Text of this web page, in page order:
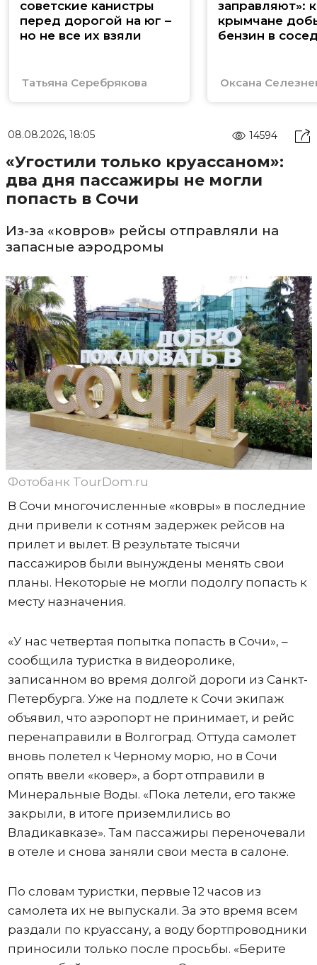
советские канистры
перед дорогой на юг –
но не все их взяли
Татьяна Серебрякова
заправляют»:
крымчане
бензин в
Оксана
08.08.2026, 18:05 14594
«Угостили только круассаном»:
два дня пассажиры не могли
попасть в Сочи
Из-за «ковров» рейсы отправляли на
запасные аэродромы
Фотобанк TourDom.ru
В Сочи многочисленные «ковры» в последние
дни привели к сотням задержек рейсов на
прилет и вылет. В результате тысячи
пассажиров были вынуждены менять свои
планы. Некоторые не могли подолгу попасть к
месту назначения.
«У нас четвертая попытка попасть в Сочи», –
сообщила туристка в видеоролике,
записанном во время долгой дороги из Санкт-
Петербурга. Уже на подлете к Сочи экипаж
объявил, что аэропорт не принимает, и рейс
перенаправили в Волгоград. Оттуда самолет
вновь полетел к Черному морю, но в Сочи
опять ввели «ковер», а борт отправили в
Минеральные Воды. «Пока летели, его также
закрыли, в итоге приземлились во
Владикавказе». Там пассажиры переночевали
в отеле и снова заняли свои места в салоне.
По словам туристки, первые 12 часов из
самолета их не выпускали. За это время всем
раздали по круассану, а воду бортпроводники
приносили только после просьбы. «Берите